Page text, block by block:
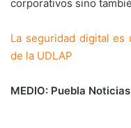
corporativos sino
La seguridad digital es
de la UDLAP
MEDIO: Puebla Noticias